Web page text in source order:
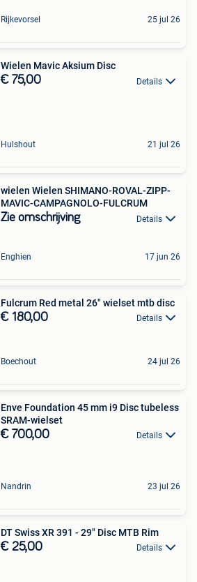
Rijkevorsel 25 jul 26
Wielen Mavic Aksium Disc
€ 75,00 Details
Hulshout 21 jul 26
wielen Wielen SHIMANO-ROVAL-ZIPP-
MAVIC-CAMPAGNOLO-FULCRUM
Zie omschrijving Details
Enghien 17 jun 26
Fulcrum Red metal 26" wielset mtb disc
€ 180,00 Details
Boechout 24 jul 26
Enve Foundation 45 mm i9 Disc tubeless
SRAM-wielset
€ 700,00 Details
Nandrin 23 jul 26
DT Swiss XR 391 - 29" Disc MTB Rim
€ 25,00 Details